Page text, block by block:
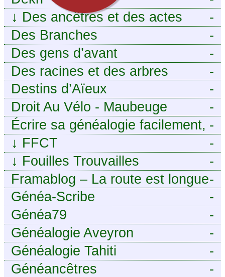
-
↓ Des ancêtres et des actes
-
Des Branches
-
Des gens d’avant
-
Des racines et des arbres
-
Destins d’Aïeux
-
Droit Au Vélo - Maubeuge
Sambre-Avesnois
-
Écrire sa généalogie facilement,
sans stress avec Généalordi
-
↓ FFCT
-
↓ Fouilles Trouvailles
-
Framablog – La route est longue
mais la voie est libre…
-
Généa-Scribe
-
Généa79
-
Généalogie Aveyron
-
Généalogie Tahiti
-
Généancêtres